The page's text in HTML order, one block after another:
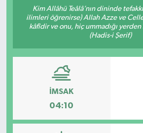
Kim Allâhü Teâlâ’nın dininde
ilimleri öğrenirse) Allah Azze ve
kâfîdir ve onu, hiç ummadığı yerden
(Hadis-i Şerif)
İMSAK
04:10
Manşet Haberi